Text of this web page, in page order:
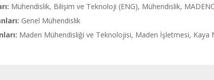
Mühendislik, Bilişim ve Teknoloji (ENG), Mühendislik,
Genel Mühendislik
Maden Mühendisliği ve Teknolojisi, Maden İşletmesi, Kaya